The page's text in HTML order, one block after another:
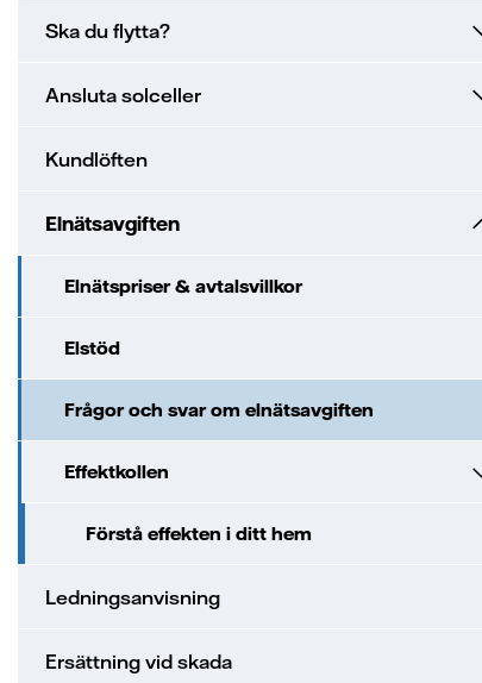
Ska du flytta?
Ansluta solceller
Kundlöften
Elnätsavgiften
Elnätspriser & avtalsvillkor
Elstöd
Frågor och svar om elnätsavgiften
Effektkollen
Förstå effekten i ditt hem
Ledningsanvisning
Ersättning vid skada